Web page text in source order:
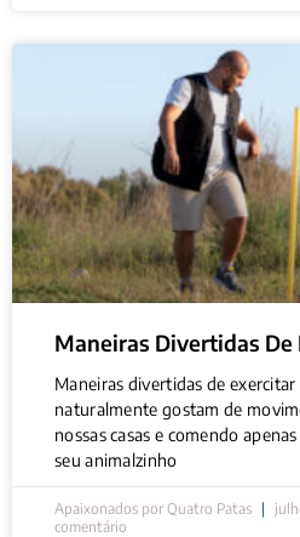
Maneiras Divertidas De
Maneiras divertidas de
naturalmente gostam de
nossas casas e comendo
seu animalzinho
Apaixonados por Quatro Patas
comentário